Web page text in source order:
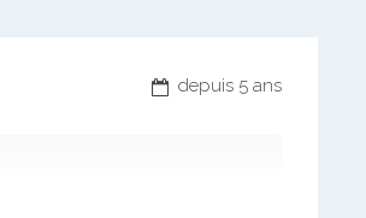
depuis 5 ans